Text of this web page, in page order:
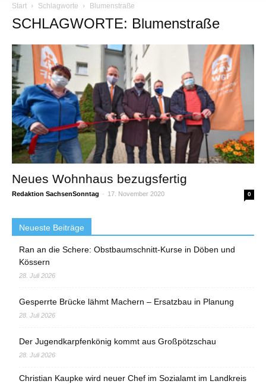
Start Schlagworte Blumenstraße
SCHLAGWORTE: Blumenstraße
Neues Wohnhaus bezugsfertig
Redaktion SachsenSonntag - 17. November 2020 0
Neueste Beiträge
Ran an die Schere: Obstbaumschnitt-Kurse in Döben und
Kössern
28. Juli 2026
Gesperrte Brücke lähmt Machern – Ersatzbau in Planung
28. Juli 2026
Der Jugendkarpfenkönig kommt aus Großpötzschau
28. Juli 2026
Christian Kaupke wird neuer Chef im Sozialamt im Landkreis